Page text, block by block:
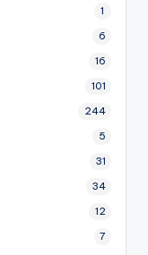
1
6
16
101
244
5
31
34
12
7